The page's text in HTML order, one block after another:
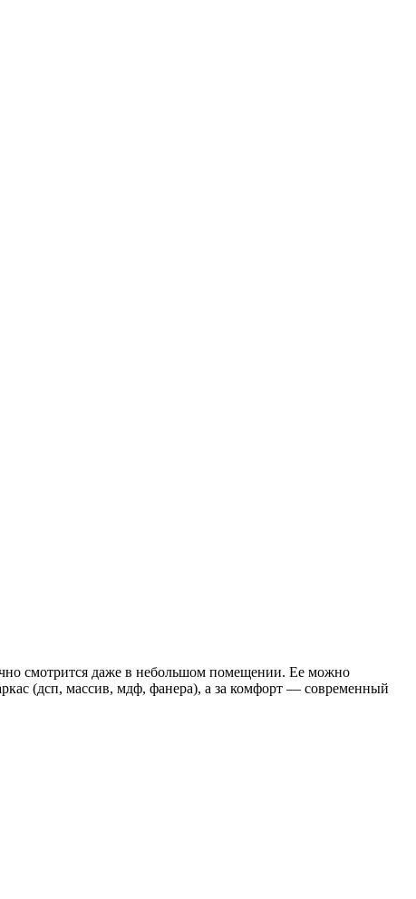
смотрится даже в небольшом помещении. Ее можно
(дсп, массив, мдф, фанера), а за комфорт — современный